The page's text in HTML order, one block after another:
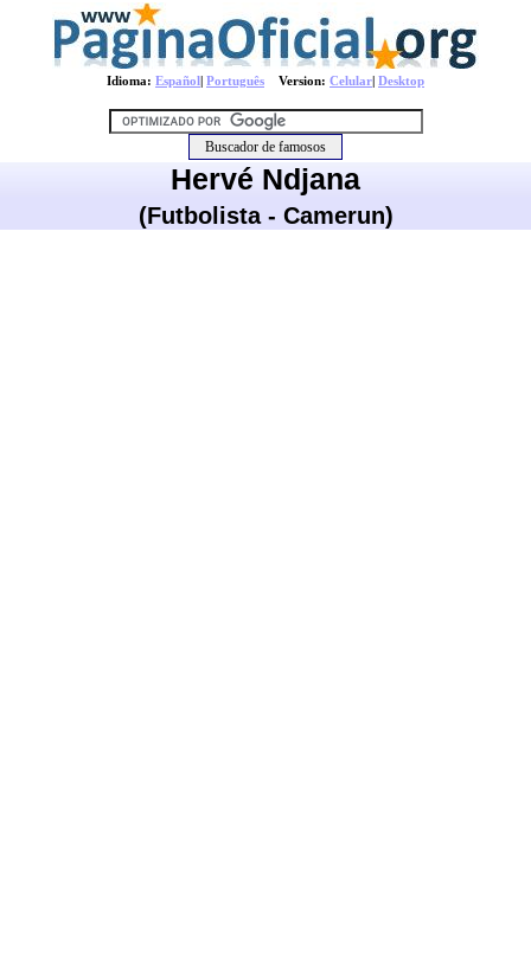
Idioma: Español| Português Version: Celular| Desktop
Hervé Ndjana
(Futbolista - Camerun)